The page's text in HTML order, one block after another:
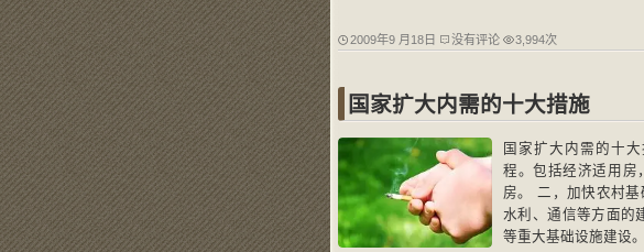
2009年9 月18日 没有评论 3,994次
国家扩大内需的十大措施
国家扩大内需的十
程。包括经济适用房
房。 二，加快农村基
水利、通信等方面的
等重大基础设施建设